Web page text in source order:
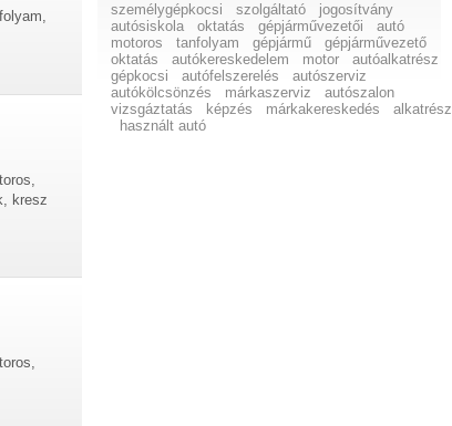
kresz
személygépkocsi szolgáltató
jogosítvány
autósiskola
oktatás gépjárművezetői
autó
motoros
tanfolyam gépjármű
gépjárművezető
oktatás
autókereskedelem motor
autóalkatrész
gépkocsi
autófelszerelés
autószerviz
autókölcsönzés
márkaszerviz
autószalon
vizsgáztatás
képzés márkakereskedés
alkatrész
használt autó